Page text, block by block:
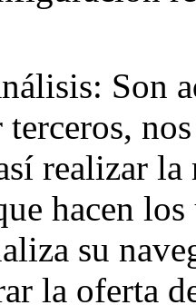
Son
realizar
hacen
su
la oferta